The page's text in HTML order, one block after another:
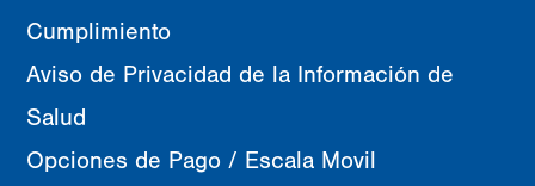
Cumplimiento
Aviso de Privacidad de la Información de
Salud
Opciones de Pago / Escala Movil